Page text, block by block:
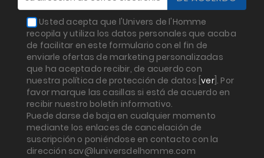
Usted acepta que l'Univers de l'Homme
recopila y utiliza los datos personales que acaba
de facilitar en este formulario con el fin de
enviarle ofertas de marketing personalizadas
que ha aceptado recibir, de acuerdo con
nuestra política de protección de datos [ver]. Por
favor marque las casillas si está de acuerdo en
recibir nuestro boletín informativo.
Puede darse de baja en cualquier momento
mediante los enlaces de cancelación de
suscripción o poniéndose en contacto con la
dirección sav@luniversdelhomme.com